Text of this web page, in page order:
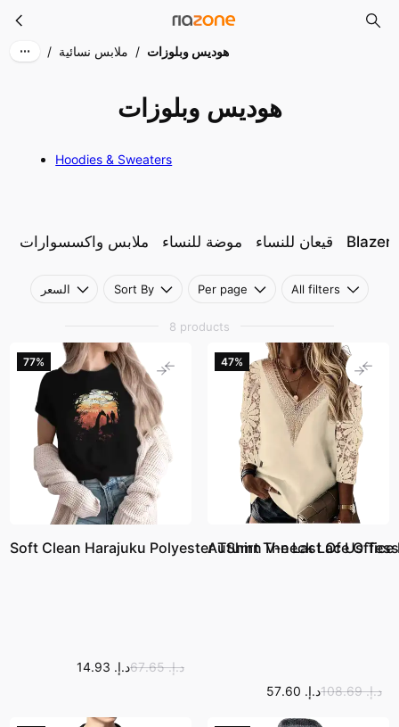
Skip to main content هوديس وبلوزات
/ ملابس نسائية / هوديس وبلوزات
هوديس وبلوزات
Hoodies & Sweaters
ملابس واكسسوارات موضة للنساء قيعان للنساء Blazers
السعر Sort By Per page All filters
8 products
77‎%‎
Soft Clean Harajuku Polyester TShirt The Last Of Us
د.إ.‏ 67.65 د.إ.‏ 14.93
47‎%‎
Autumn V-neck Lace
د.إ.‏ 108.69 د.إ.‏ 57.60